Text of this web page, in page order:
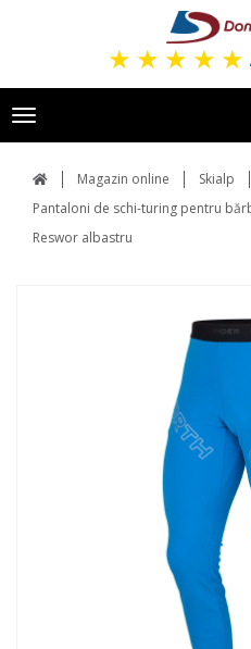
★ ★ ★ ★ ★
Toggle
navigation
Magazin online Skialp
Pantaloni de schi-turing pentru
Reswor albastru